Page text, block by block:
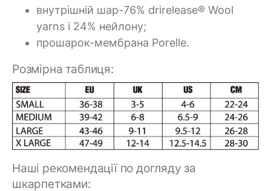
внутрішній шар-76% drirelease® Wool
yarns і 24% нейлону;
прошарок-мембрана Porelle.
Розмірна таблиця:
Наші рекомендації по догляду за
шкарпетками: